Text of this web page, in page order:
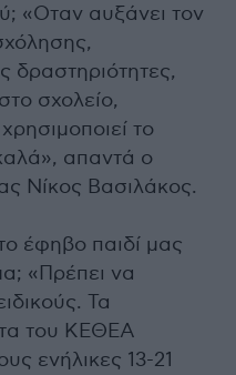
«Οταν αυξάνει τον
δραστηριότητες,
σχολείο,
το
απαντά ο
Νίκος Βασιλάκος.
έφηβο παιδί μας
«Πρέπει να
Τα
του ΚΕΘΕΑ
ενήλικες 13-21